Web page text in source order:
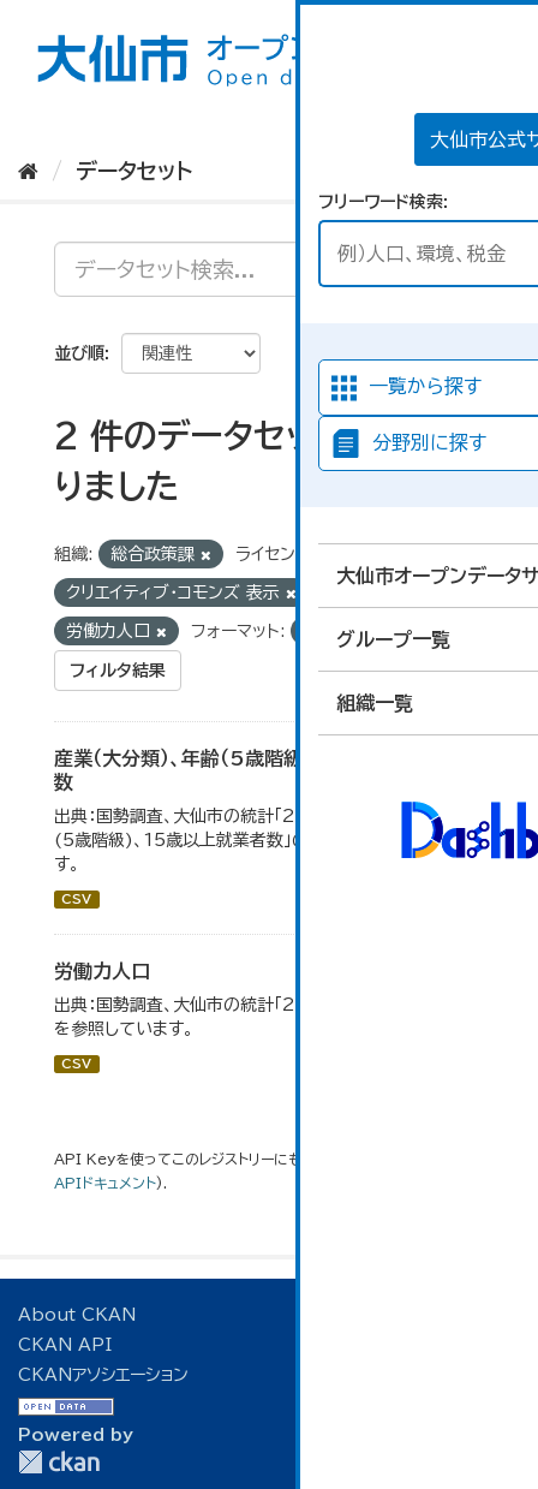
大仙市公式
フリーワード検索
一覧から探す
分野別に探す
大仙市オープンデータ
グループ一覧
組織一覧
データセット
並び順
2 件のデータセットが見つか
りました
組織: 総合政策課 ライセンス:
クリエイティブ・コモンズ 表示
労働力人口 フォーマット: CSV
フィルタ結果
産業（大分類）、年齢（5歳階級）、15歳以上就業者
数
出典：国勢調査、大仙市の統計「2-7 産業(大分類)、年齢
(5歳階級)、15歳以上就業者数」のデータを参照していま
す。
CSV
労働力人口
出典：国勢調査、大仙市の統計「2-6 労働力人口」のデータ
を参照しています。
CSV
API Keyを使ってこのレジストリーにもアクセス可能です
APIドキュメント).
About CKAN
CKAN API
CKANアソシエーション
Powered by